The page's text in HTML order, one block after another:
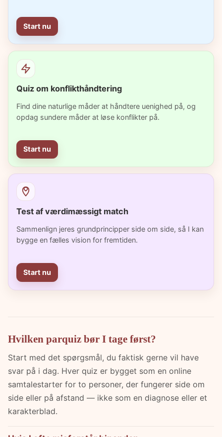
Start nu
Quiz om konflikthåndtering
Find dine naturlige måder at håndtere uenighed på, og
opdag sundere måder at løse konflikter på.
Start nu
Test af værdimæssigt match
Sammenlign jeres grundprincipper side om side, så I kan
bygge en fælles vision for fremtiden.
Start nu
Hvilken parquiz bør I tage først?
Start med det spørgsmål, du faktisk gerne vil have
svar på i dag. Hver quiz er bygget som en online
samtalestarter for to personer, der fungerer side om
side eller på afstand — ikke som en diagnose eller et
karakterblad.